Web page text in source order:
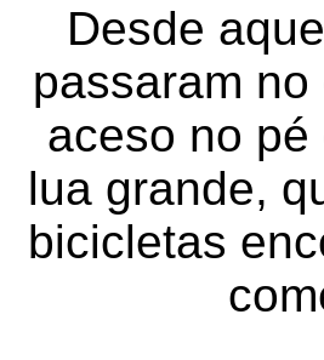
Desde
passaram
aceso no
lua grande,
bicicletas